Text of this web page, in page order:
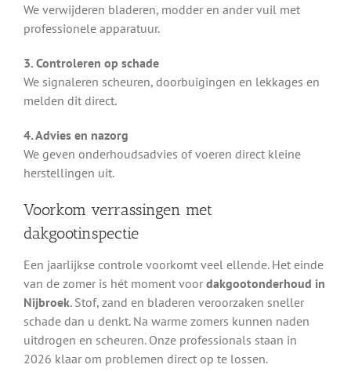
We verwijderen bladeren, modder en ander vuil met
professionele apparatuur.
3. Controleren op schade
We signaleren scheuren, doorbuigingen en lekkages en
melden dit direct.
4. Advies en nazorg
We geven onderhoudsadvies of voeren direct kleine
herstellingen uit.
Voorkom verrassingen met
dakgootinspectie
Een jaarlijkse controle voorkomt veel ellende. Het einde
van de zomer is hét moment voor dakgootonderhoud in
Nijbroek. Stof, zand en bladeren veroorzaken sneller
schade dan u denkt. Na warme zomers kunnen naden
uitdrogen en scheuren. Onze professionals staan in
2026 klaar om problemen direct op te lossen.